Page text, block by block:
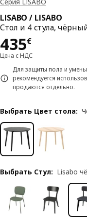
LISABO / LISABO
Стол и 4 стула,
435€
Цена 435€
Цена с НДС
Для защиты пола и
рекомендуется
продаются отдельно.
Выбрать Цвет стола:
Выбрать Стул: Lisabo